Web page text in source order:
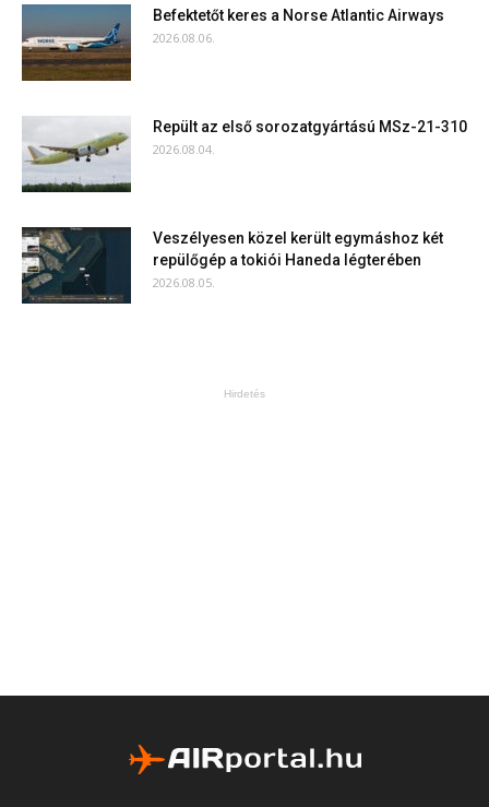
Befektetőt keres a Norse Atlantic Airways
2026.08.06.
Repült az első sorozatgyártású MSz-21-310
2026.08.04.
Veszélyesen közel került egymáshoz két
repülőgép a tokiói Haneda légterében
2026.08.05.
Hirdetés